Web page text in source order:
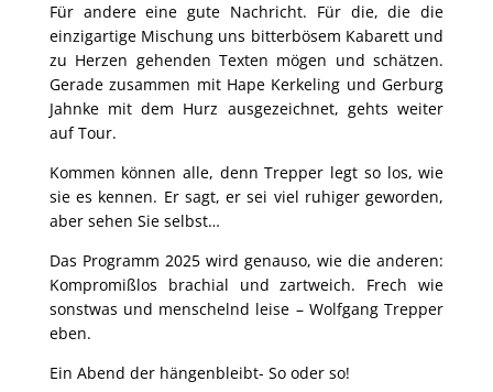
Für andere eine gute Nachricht. Für die, die die
einzigartige Mischung uns bitterbösem Kabarett und
zu Herzen gehenden Texten mögen und schätzen.
Gerade zusammen mit Hape Kerkeling und Gerburg
Jahnke mit dem Hurz ausgezeichnet, gehts weiter
auf Tour.
Kommen können alle, denn Trepper legt so los, wie
sie es kennen. Er sagt, er sei viel ruhiger geworden,
aber sehen Sie selbst…
Das Programm 2025 wird genauso, wie die anderen:
Kompromißlos brachial und zartweich. Frech wie
sonstwas und menschelnd leise – Wolfgang Trepper
eben.
Ein Abend der hängenbleibt- So oder so!